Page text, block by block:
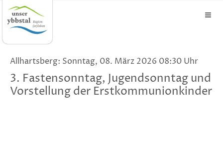
Allhartsberg: Sonntag, 08. März 2026 08:30 Uhr
3. Fastensonntag, Jugendsonntag und
Vorstellung der Erstkommunionkinder